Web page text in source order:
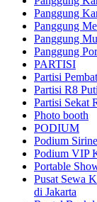
Panggung
Panggung
Panggung
Panggung
PARTISI
Partisi
Partisi R8
Partisi Sekat
Photo booth
PODIUM
Podium Sirine
Podium VIP
Portable
Pusat Sewa
di Jakarta